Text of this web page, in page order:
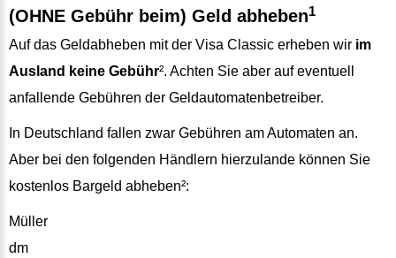
(OHNE Gebühr beim) Geld abheben1
Auf das Geldabheben mit der Visa Classic erheben wir im
Ausland keine Gebühr². Achten Sie aber auf eventuell
anfallende Gebühren der Geldautomatenbetreiber.
In Deutschland fallen zwar Gebühren am Automaten an.
Aber bei den folgenden Händlern hierzulande können Sie
kostenlos Bargeld abheben²:
Müller
dm